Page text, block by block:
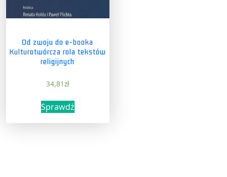
Od zwoju do e-booka
Kulturotwórcza rola tekstów
religijnych
34,81zł
Sprawdź